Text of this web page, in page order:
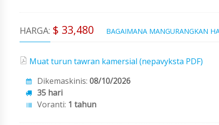
HARGA: $ 33,480 BAGAIMANA MANGURANGKAN
Muat turun tawran kamersial (nepavyksta PDF)
Dikemaskinis: 08/10/2026
35 hari
Voranti: 1 tahun